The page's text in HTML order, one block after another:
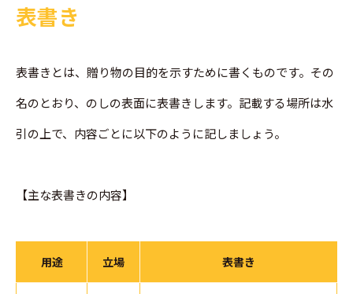
表書き
表書きとは、贈り物の目的を示すために書くものです。その
名のとおり、のしの表面に表書きします。記載する場所は水
引の上で、内容ごとに以下のように記しましょう。
【主な表書きの内容】
用途 立場 表書き